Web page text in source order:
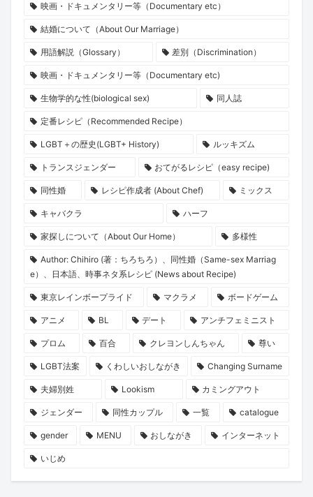
映画・ドキュメンタリー等（Documentary etc）
結婚について（About Our Marriage）
用語解説（Glossary） 差別（Discrimination）
映画・ドキュメンタリー等（Documentary etc)
生物学的な性(biological sex) 同人誌
定番レシピ（Recommended Recipe）
LGBT＋の歴史(LGBT+ History) ルッキズム
トランスジェンダー おてがるレシピ（easy recipe)
同性婚 レシピ作成者 (About Chef) ミックス
キャバクラ ハーフ
家探しについて（About Our Home） 多様性
Author: Chihiro (著：ちろちろ）、同性婚（Same-sex Marriag
e）、日本語、時事ネタ系レシピ (News about Recipe)
東京レインボープライド マクラメ ボードゲーム
アニメ BL デート アンチフェミニスト
プロム 百合 クレヨンしんちゃん 尊い
LGBT法案 くわしいおしながき Changing Surname
夫婦別姓 Lookism カミングアウト
ジェンダー 同性カップル 一覧 catalogue
gender MENU おしながき インターネット
いじめ